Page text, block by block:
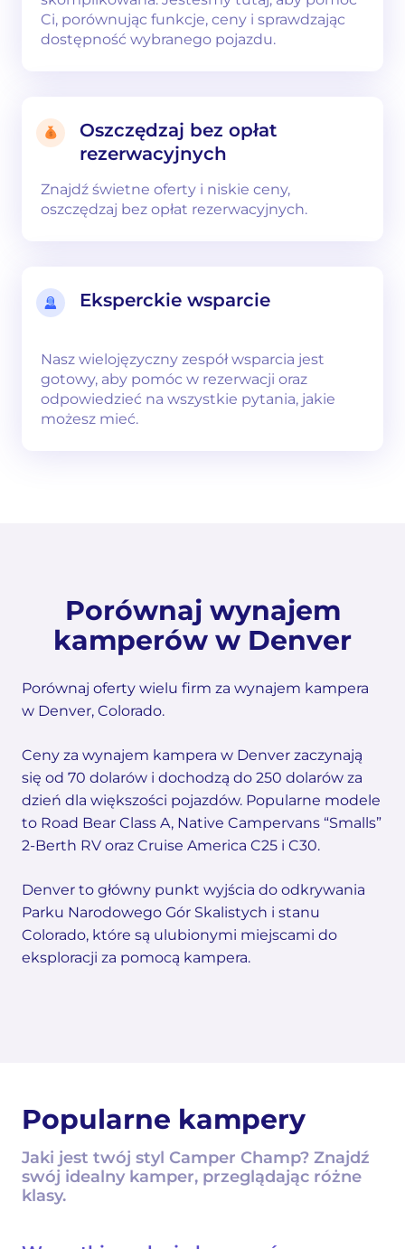
Ci, porównując funkcje, ceny i sprawdzając
dostępność wybranego pojazdu.
Oszczędzaj bez opłat
rezerwacyjnych
Znajdź świetne oferty i niskie ceny,
oszczędzaj bez opłat rezerwacyjnych.
Eksperckie wsparcie
Nasz wielojęzyczny zespół wsparcia jest
gotowy, aby pomóc w rezerwacji oraz
odpowiedzieć na wszystkie pytania, jakie
możesz mieć.
Porównaj wynajem
kamperów w Denver
Porównaj oferty wielu firm za wynajem kampera
w Denver, Colorado.
Ceny za wynajem kampera w Denver zaczynają
się od 70 dolarów i dochodzą do 250 dolarów za
dzień dla większości pojazdów. Popularne modele
to Road Bear Class A, Native Campervans “Smalls”
2-Berth RV oraz Cruise America C25 i C30.
Denver to główny punkt wyjścia do odkrywania
Parku Narodowego Gór Skalistych i stanu
Colorado, które są ulubionymi miejscami do
eksploracji za pomocą kampera.
Popularne kampery
Jaki jest twój styl Camper Champ? Znajdź
swój idealny kamper, przeglądając różne
klasy.